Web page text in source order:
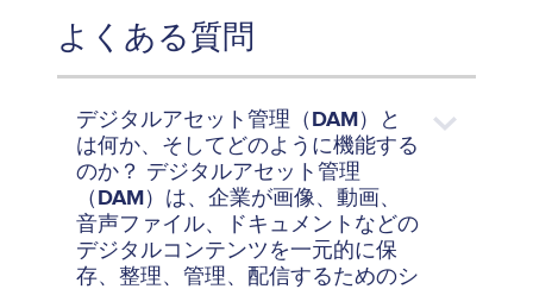
よくある質問
デジタルアセット管理（DAM）と
は何か、そしてどのように機能する
のか？ デジタルアセット管理
（DAM）は、企業が画像、動画、
音声ファイル、ドキュメントなどの
デジタルコンテンツを一元的に保
存、整理、管理、配信するためのシ